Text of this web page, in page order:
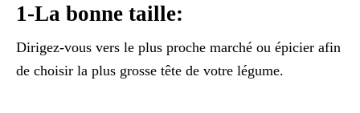
1-La bonne taille:
Dirigez-vous vers le plus proche marché ou épicier afin
de choisir la plus grosse tête de votre légume.